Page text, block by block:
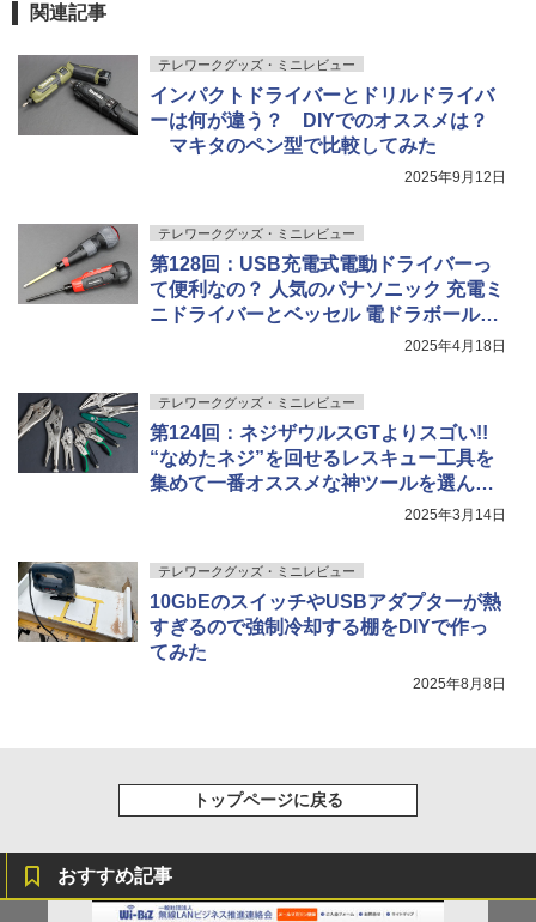
関連記事
テレワークグッズ・ミニレビュー
インパクトドライバーとドリルドライバ
ーは何が違う？ DIYでのオススメは？
マキタのペン型で比較してみた
2025年9月12日
テレワークグッズ・ミニレビュー
第128回：USB充電式電動ドライバーっ
て便利なの？ 人気のパナソニック 充電ミ
ニドライバーとベッセル 電ドラボールプ
2025年4月18日
テレワークグッズ・ミニレビュー
第124回：ネジザウルスGTよりスゴい!!
“なめたネジ”を回せるレスキュー工具を
集めて一番オススメな神ツールを選んで
2025年3月14日
テレワークグッズ・ミニレビュー
10GbEのスイッチやUSBアダプターが熱
すぎるので強制冷却する棚をDIYで作っ
てみた
2025年8月8日
トップページに戻る
おすすめ記事